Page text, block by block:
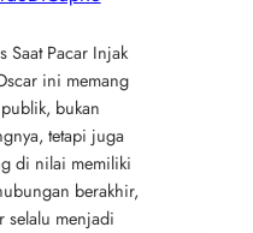
Saat Pacar Injak
ini memang
bukan
tetapi juga
di nilai memiliki
berakhir,
selalu menjadi